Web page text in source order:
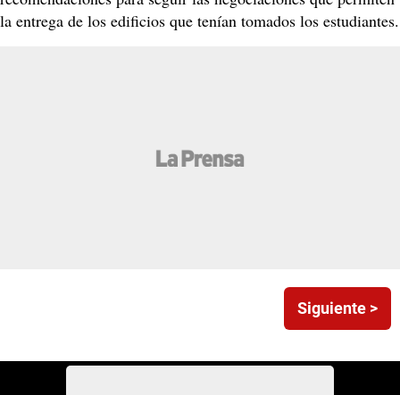
la entrega de los edificios que tenían tomados los estudiantes.
Siguiente >